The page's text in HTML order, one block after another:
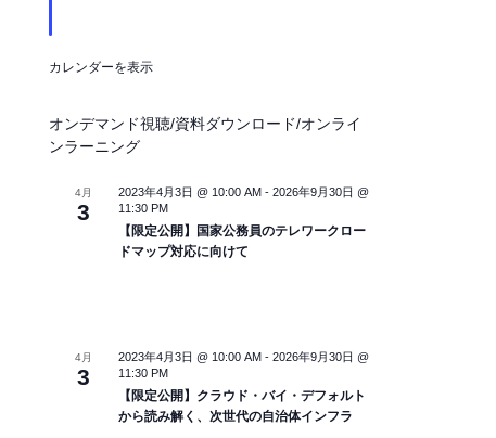
ト
カレンダーを表示
オンデマンド視聴/資料ダウンロード/オンライ
ンラーニング
4月
3
2023年4月3日 @ 10:00 AM -2026年9月30日 @
11:30 PM
【限定公開】国家公務員のテレワークロー
ドマップ対応に向けて
4月
3
2023年4月3日 @ 10:00 AM -2026年9月30日 @
11:30 PM
【限定公開】クラウド・バイ・デフォルト
から読み解く、次世代の自治体インフラ